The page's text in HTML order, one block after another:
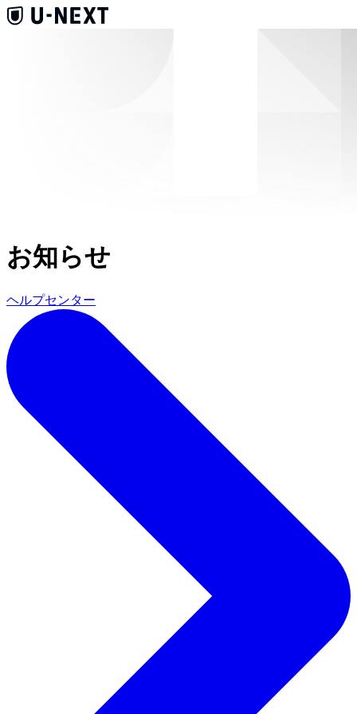
お知らせ
ヘルプセンター